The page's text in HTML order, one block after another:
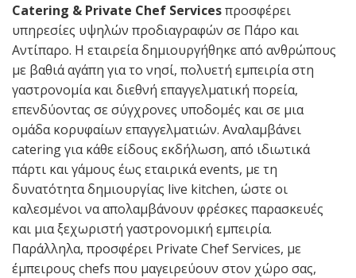
Catering & Private Chef Servicesπροσφέρει
υπηρεσίες υψηλών προδιαγραφών σε Πάρο και
Αντίπαρο. Η εταιρεία δημιουργήθηκε από ανθρώπους
με βαθιά αγάπη για το νησί, πολυετή εμπειρία στη
γαστρονομία και διεθνή επαγγελματική πορεία,
επενδύοντας σε σύγχρονες υποδομές και σε μια
ομάδα κορυφαίων επαγγελματιών. Αναλαμβάνει
catering για κάθε είδους εκδήλωση, από ιδιωτικά
πάρτι και γάμους έως εταιρικά events, με τη
δυνατότητα δημιουργίας live kitchen, ώστε οι
καλεσμένοι να απολαμβάνουν φρέσκες παρασκευές
και μια ξεχωριστή γαστρονομική εμπειρία.
Παράλληλα, προσφέρει Private Chef Services, με
έμπειρους chefs που μαγειρεύουν στον χώρο σας,